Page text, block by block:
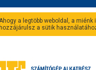
a legtöbb weboldal, a
hozzájárulsz a sütik